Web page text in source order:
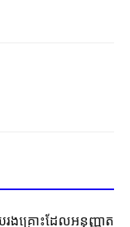
ងគ្រោះដែលអនុញ្ញាត